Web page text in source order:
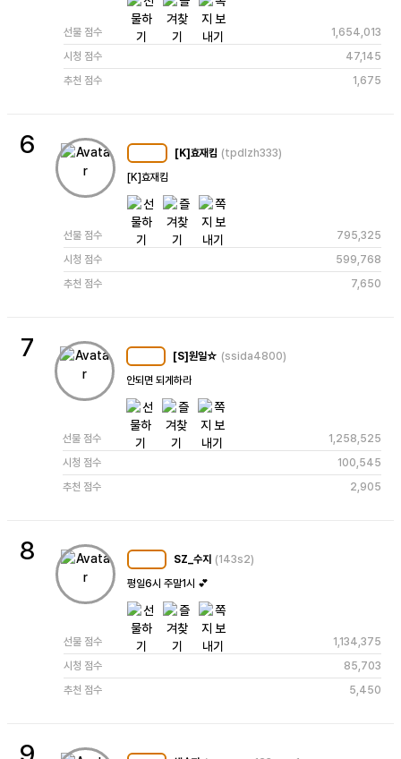
선물 점수
1,654,013
시청 점수
47,145
추천 점수
1,675
6 [K]효재킴 (tpdlzh333)
선물 점수
795,325
시청 점수
599,768
추천 점수
7,650
7 [S]원일☆ (ssida4800)
안되면 되게하라
선물 점수
1,258,525
시청 점수
100,545
추천 점수
2,905
8 SZ_수지 (143s2)
평일6시 주말1시 💕
선물 점수
1,134,375
시청 점수
85,703
추천 점수
5,450